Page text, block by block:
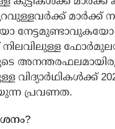
മാർക്ക്
നേട്ടമുണ്ടാവുകയോ
നിലവിലുള്ള
വിദ്യാർഥികൾക്ക്
പ്രവണത.